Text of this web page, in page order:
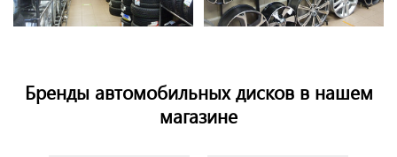
Бренды автомобильных дисков в нашем
магазине